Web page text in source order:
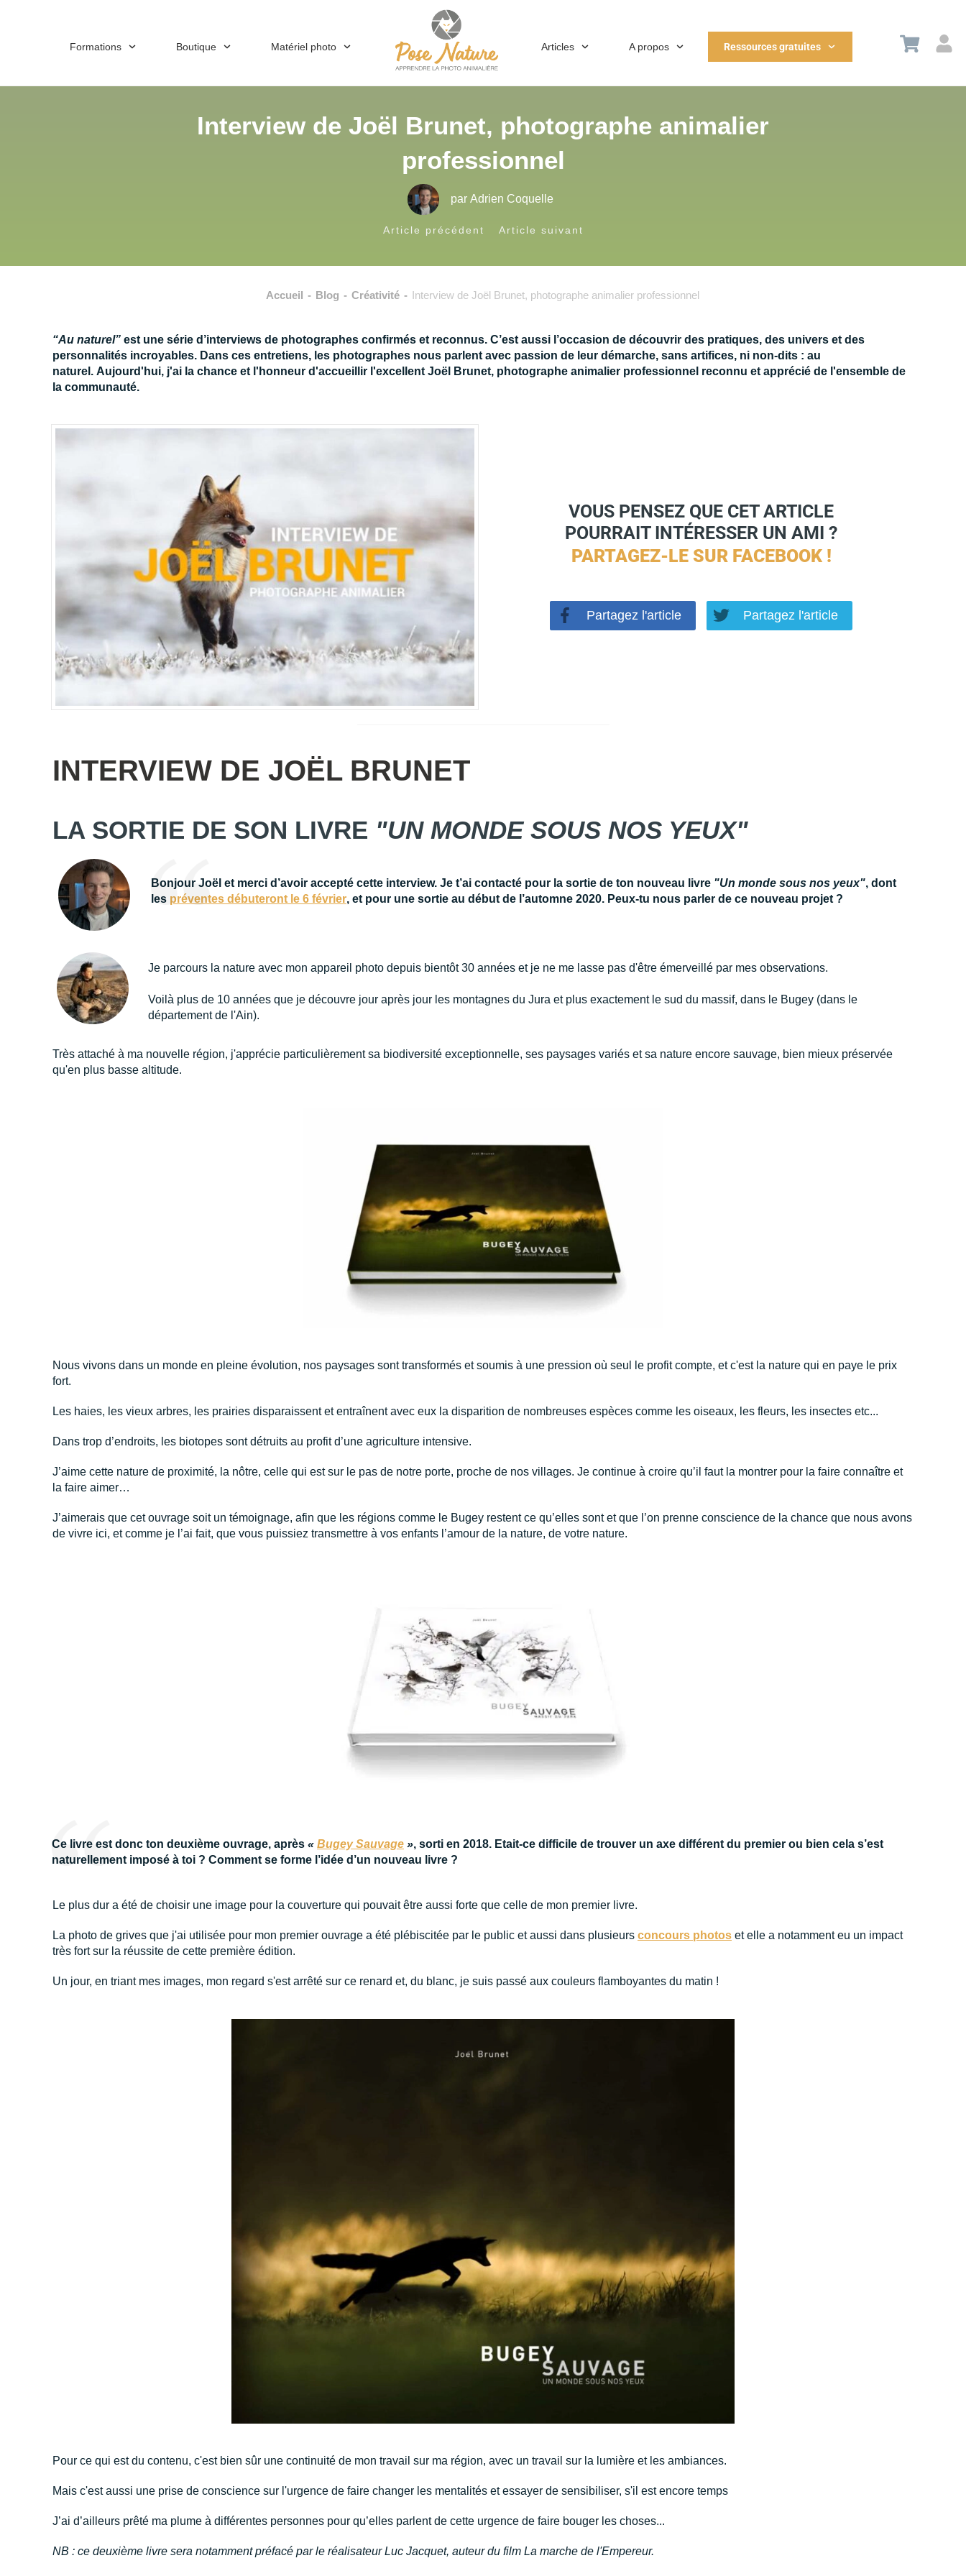
Formations Boutique Matériel photo Articles A propos Ressources gratuites
Interview de Joël Brunet, photographe animalier
professionnel
par Adrien Coquelle
Article précédent Article suivant
Accueil - Blog - Créativité - Interview de Joël Brunet, photographe animalier professionnel
“Au naturel” est une série d’interviews de photographes confirmés et reconnus. C’est aussi l’occasion de découvrir des pratiques, des univers et des
personnalités incroyables. Dans ces entretiens, les photographes nous parlent avec passion de leur démarche, sans artifices, ni non-dits : au
naturel. Aujourd'hui, j'ai la chance et l'honneur d'accueillir l'excellent Joël Brunet, photographe animalier professionnel reconnu et apprécié de l'ensemble de
la communauté.
VOUS PENSEZ QUE CET ARTICLE
POURRAIT INTÉRESSER UN AMI ?
PARTAGEZ-LE SUR FACEBOOK !
Partagez l'article Partagez l'article
INTERVIEW DE JOËL BRUNET
LA SORTIE DE SON LIVRE "UN MONDE SOUS NOS YEUX"
Bonjour Joël et merci d’avoir accepté cette interview. Je t’ai contacté pour la sortie de ton nouveau livre "Un monde sous nos yeux", dont
les préventes débuteront le 6 février, et pour une sortie au début de l’automne 2020. Peux-tu nous parler de ce nouveau projet ?
Je parcours la nature avec mon appareil photo depuis bientôt 30 années et je ne me lasse pas d'être émerveillé par mes observations.
Voilà plus de 10 années que je découvre jour après jour les montagnes du Jura et plus exactement le sud du massif, dans le Bugey (dans le
département de l'Ain).
Très attaché à ma nouvelle région, j'apprécie particulièrement sa biodiversité exceptionnelle, ses paysages variés et sa nature encore sauvage, bien mieux préservée
qu'en plus basse altitude.
Nous vivons dans un monde en pleine évolution, nos paysages sont transformés et soumis à une pression où seul le profit compte, et c'est la nature qui en paye le prix
fort.
Les haies, les vieux arbres, les prairies disparaissent et entraînent avec eux la disparition de nombreuses espèces comme les oiseaux, les fleurs, les insectes etc...
Dans trop d’endroits, les biotopes sont détruits au profit d’une agriculture intensive.
J’aime cette nature de proximité, la nôtre, celle qui est sur le pas de notre porte, proche de nos villages. Je continue à croire qu’il faut la montrer pour la faire connaître et
la faire aimer…
J’aimerais que cet ouvrage soit un témoignage, afin que les régions comme le Bugey restent ce qu’elles sont et que l’on prenne conscience de la chance que nous avons
de vivre ici, et comme je l’ai fait, que vous puissiez transmettre à vos enfants l’amour de la nature, de votre nature.
Ce livre est donc ton deuxième ouvrage, après « Bugey Sauvage », sorti en 2018. Etait-ce difficile de trouver un axe différent du premier ou bien cela s’est
naturellement imposé à toi ? Comment se forme l’idée d’un nouveau livre ?
Le plus dur a été de choisir une image pour la couverture qui pouvait être aussi forte que celle de mon premier livre.
La photo de grives que j'ai utilisée pour mon premier ouvrage a été plébiscitée par le public et aussi dans plusieurs concours photos et elle a notamment eu un impact
très fort sur la réussite de cette première édition.
Un jour, en triant mes images, mon regard s'est arrêté sur ce renard et, du blanc, je suis passé aux couleurs flamboyantes du matin !
Pour ce qui est du contenu, c'est bien sûr une continuité de mon travail sur ma région, avec un travail sur la lumière et les ambiances.
Mais c'est aussi une prise de conscience sur l'urgence de faire changer les mentalités et essayer de sensibiliser, s'il est encore temps
J’ai d’ailleurs prêté ma plume à différentes personnes pour qu’elles parlent de cette urgence de faire bouger les choses...
NB : ce deuxième livre sera notamment préfacé par le réalisateur Luc Jacquet, auteur du film La marche de l'Empereur.